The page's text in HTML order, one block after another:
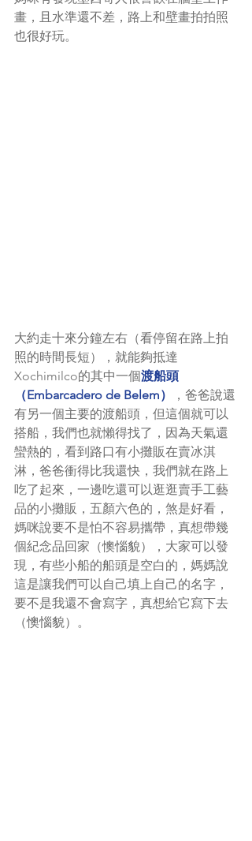
畫，且水準還不差，路上和壁畫拍拍照
也很好玩。
大約走十來分鐘左右（看停留在路上拍
照的時間長短），就能夠抵達
Xochimilco的其中一個渡船頭
（Embarcadero de Belem）
，爸爸說還
有另一個主要的渡船頭，但這個就可以
搭船，我們也就懶得找了，因為天氣還
蠻熱的，看到路口有小攤販在賣冰淇
淋，爸爸衝得比我還快，我們就在路上
吃了起來，一邊吃還可以逛逛賣手工藝
品的小攤販，五顏六色的，煞是好看，
媽咪說要不是怕不容易攜帶，真想帶幾
個紀念品回家（懊惱貌），大家可以發
現，有些小船的船頭是空白的，媽媽說
這是讓我們可以自己填上自己的名字，
要不是我還不會寫字，真想給它寫下去
（懊惱貌）。